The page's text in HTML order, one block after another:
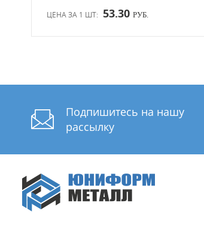
ЦЕНА ЗА 1 ШТ: 53.30 РУБ.
Подпишитесь на нашу
рассылку